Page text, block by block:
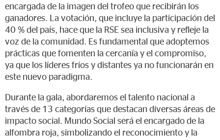
encargada de la imagen del trofeo que recibirán los
ganadores. La votación, que incluye la participación del
40 % del país, hace que la RSE sea inclusiva y refleje la
voz de la comunidad. Es fundamental que adoptemos
prácticas que fomenten la cercanía y el compromiso,
ya que los líderes fríos y distantes ya no funcionarán en
este nuevo paradigma.
Durante la gala, abordaremos el talento nacional a
través de 13 categorías que destacan diversas áreas de
impacto social. Mundo Social será el encargado de la
alfombra roja, simbolizando el reconocimiento y la